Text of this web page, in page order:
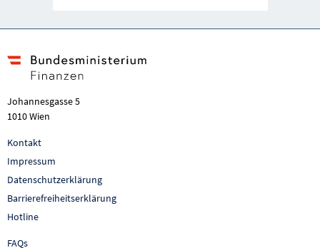
Johannesgasse 5
1010 Wien
Kontakt
Impressum
Datenschutzerklärung
Barrierefreiheitserklärung
Hotline
FAQs